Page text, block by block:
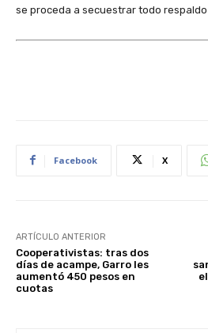
se proceda a secuestrar todo
Facebook X
ARTÍCULO ANTERIOR
Cooperativistas: tras dos
días de acampe, Garro les
aumentó 450 pesos en
cuotas